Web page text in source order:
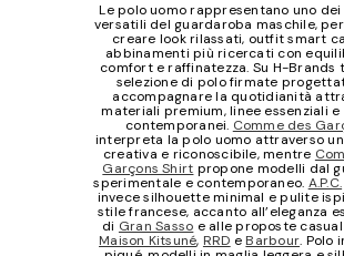
Le polo uomo rappresentano uno
versatili del guardaroba maschile,
creare look rilassati, outfit smart
abbinamenti più ricercati con
comfort e raffinatezza. Su H-Brands
selezione di polo firmate
accompagnare la quotidianità
materiali premium, linee essenziali
contemporanei. Comme des
interpreta la polo uomo attraverso
creativa e riconoscibile, mentre
Garçons Shirt propone modelli dal
sperimentale e contemporaneo. A.P.C.
invece silhouette minimal e pulite
stile francese, accanto all’eleganza
di Gran Sasso e alle proposte
Maison Kitsuné, RRD e Barbour. Polo